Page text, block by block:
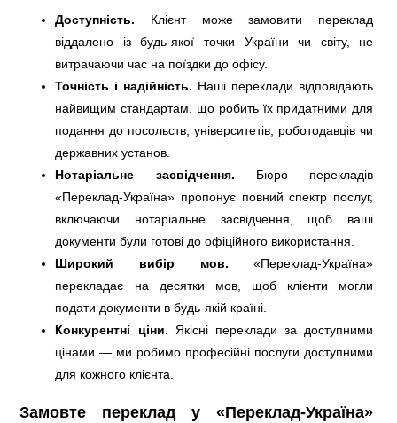
Доступність. Клієнт може замовити переклад
віддалено із будь-якої точки України чи світу, не
витрачаючи час на поїздки до офісу.
Точність і надійність. Наші переклади відповідають
найвищим стандартам, що робить їх придатними для
подання до посольств, університетів, роботодавців чи
державних установ.
Нотаріальне засвідчення. Бюро перекладів
«Переклад-Україна» пропонує повний спектр послуг,
включаючи нотаріальне засвідчення, щоб ваші
документи були готові до офіційного використання.
Широкий вибір мов. «Переклад-Україна»
перекладає на десятки мов, щоб клієнти могли
подати документи в будь-якій країні.
Конкурентні ціни. Якісні переклади за доступними
цінами — ми робимо професійні послуги доступними
для кожного клієнта.
Замовте переклад у «Переклад-Україна»